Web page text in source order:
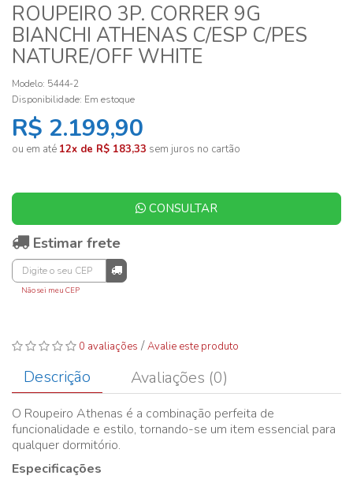
ROUPEIRO 3P. CORRER 9G
BIANCHI ATHENAS C/ESP C/PES
NATURE/OFF WHITE
Modelo: 5444-2
Disponibilidade: Em estoque
R$ 2.199,90
ou em até 12x de R$ 183,33 sem juros no cartão
CONSULTAR
Estimar frete
Não sei meu CEP
0 avaliações /Avalie este produto
Descrição Avaliações (0)
O Roupeiro Athenas é a combinação perfeita de
funcionalidade e estilo, tornando-se um item essencial para
qualquer dormitório.
Especificações